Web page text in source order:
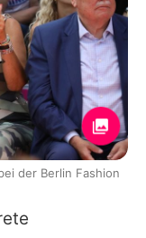
der Berlin Fashion